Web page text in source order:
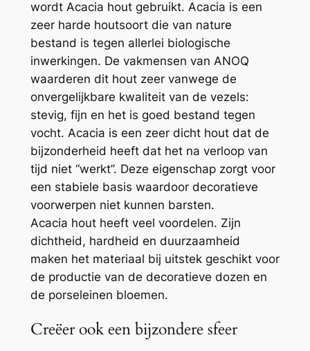
wordt Acacia hout gebruikt. Acacia is een
zeer harde houtsoort die van nature
bestand is tegen allerlei biologische
inwerkingen. De vakmensen van ANOQ
waarderen dit hout zeer vanwege de
onvergelijkbare kwaliteit van de vezels:
stevig, fijn en het is goed bestand tegen
vocht. Acacia is een zeer dicht hout dat de
bijzonderheid heeft dat het na verloop van
tijd niet “werkt”. Deze eigenschap zorgt voor
een stabiele basis waardoor decoratieve
voorwerpen niet kunnen barsten.
Acacia hout heeft veel voordelen. Zijn
dichtheid, hardheid en duurzaamheid
maken het materiaal bij uitstek geschikt voor
de productie van de decoratieve dozen en
de porseleinen bloemen.
Creëer ook een bijzondere sfeer